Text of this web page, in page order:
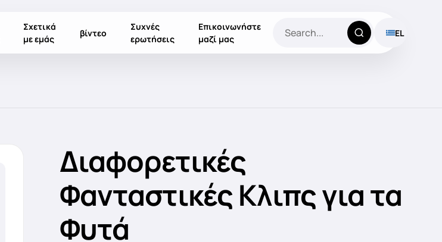
Σχετικά
με εμάς
βίντεο
Συχνές
ερωτήσεις
Επικοινωνήστε
μαζί μας
EL
Διαφορετικές
Φανταστικές Κλιπς για τα
Φυτά